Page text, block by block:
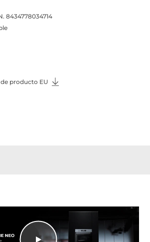
8434778034714
producto EU